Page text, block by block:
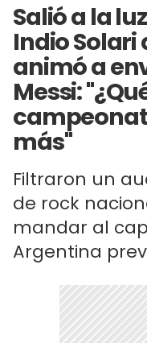
Salió a la
Indio Solari
animó a
Messi:
más"
Filtraron un
de rock
mandar al
Argentina